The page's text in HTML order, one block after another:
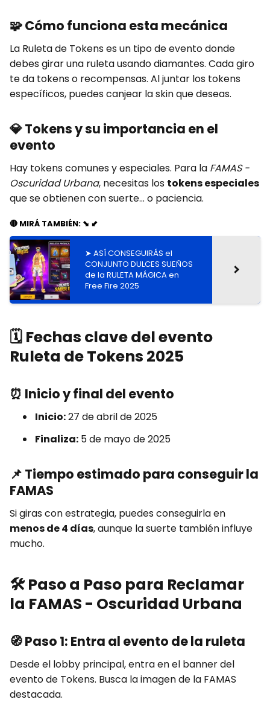
🧩Cómo funciona esta mecánica
La Ruleta de Tokens es un tipo de evento donde
debes girar una ruleta usando diamantes. Cada giro
te da tokens o recompensas. Al juntar los tokens
específicos, puedes canjear la skin que deseas.
💎Tokens y su importancia en el
evento
Hay tokens comunes y especiales. Para la FAMAS -
Oscuridad Urbana, necesitas los tokens especiales
que se obtienen con suerte... o paciencia.
🔴 MIRÁ TAMBIÉN: ⬊ ⬋
➤ ASÍ CONSEGUIRÁS el
CONJUNTO DULCES SUEÑOS
de la RULETA MÁGICA en
Free Fire 2025
🗓️ Fechas clave del evento
Ruleta de Tokens 2025
⏰ Inicio y final del evento
Inicio:27 de abril de 2025
Finaliza: 5 de mayo de 2025
📌 Tiempo estimado para conseguir la
FAMAS
Si giras con estrategia, puedes conseguirla en
menos de 4 días, aunque la suerte también influye
mucho.
🛠️ Paso a Paso para Reclamar
la FAMAS - Oscuridad Urbana
🧭Paso 1: Entra al evento de la ruleta
Desde el lobby principal, entra en el banner del
evento de Tokens. Busca la imagen de la FAMAS
destacada.